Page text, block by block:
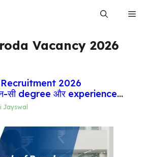
Vacancy 2026
2026
सी degree और experience
Jayswal